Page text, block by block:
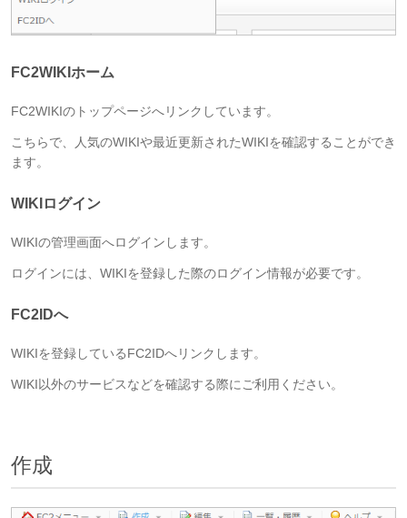
FC2WIKIホーム
FC2WIKIのトップページへリンクしています。
こちらで、人気のWIKIや最近更新されたWIKIを確認することができ
ます。
WIKIログイン
WIKIの管理画面へログインします。
ログインには、WIKIを登録した際のログイン情報が必要です。
FC2IDへ
WIKIを登録しているFC2IDへリンクします。
WIKI以外のサービスなどを確認する際にご利用ください。
作成